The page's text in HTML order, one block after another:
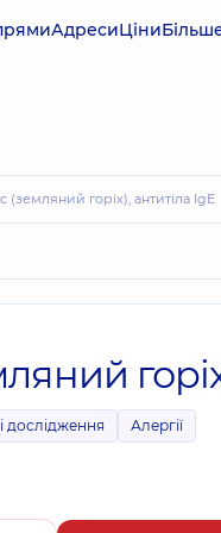
АдресиЦіни
(земляний горіх), антитіла IgE
дослідження Алергії